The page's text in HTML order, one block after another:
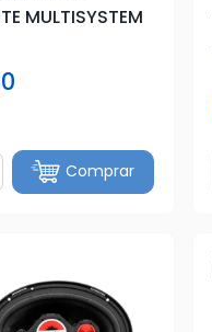
MULTISYSTEM
Quantidade
Comprar